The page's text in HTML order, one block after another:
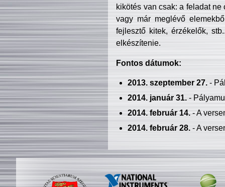
kikötés van csak: a feladat
vagy már meglévő
fejlesztő kitek, érzékelők,
elkészítenie.
Fontos dátumok:
2013. szeptember 27.-
2014. január 31.-
2014. február 14.- A
2014. február 28.- A